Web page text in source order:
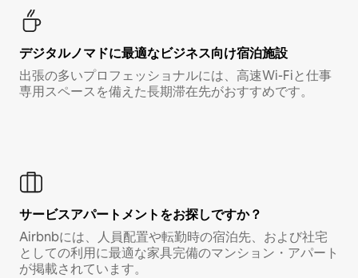
デジタルノマド⁠に最⁠適⁠なビ⁠ジ⁠ネ⁠ス⁠向⁠け宿⁠泊⁠施⁠設
出張の多いプロフェッショナルには、高速Wi-Fiと仕事
専用スペースを備えた長期滞在先がおすすめです。
サービスアパートメントをお探しですか？
Airbnbには、人員配置や転勤時の宿泊先、および社宅
としての利用に最適な家具完備のマンション・アパート
が掲載されています。